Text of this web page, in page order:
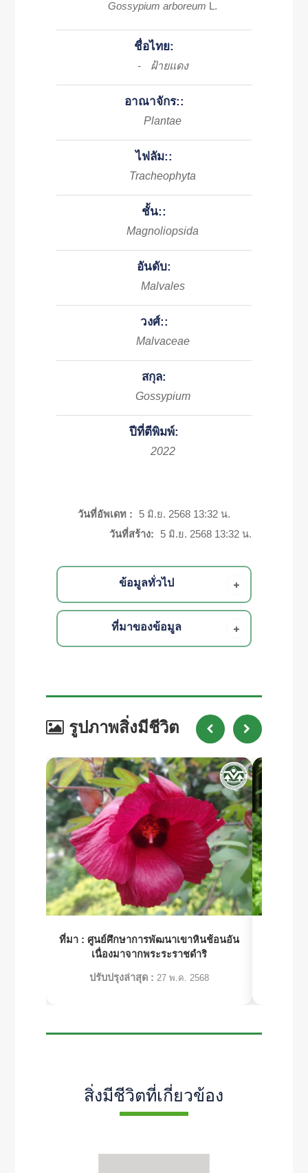
Gossypium arboreum L.
ชื่อไทย:
- ฝ้ายแดง
อาณาจักร::
Plantae
ไฟลัม::
Tracheophyta
ชั้น::
Magnoliopsida
อันดับ:
Malvales
วงศ์::
Malvaceae
สกุล:
Gossypium
ปีที่ตีพิมพ์:
2022
วันที่อัพเดท :
5 มิ.ย. 2568 13:32 น.
วันที่สร้าง:
5 มิ.ย. 2568 13:32 น.
ข้อมูลทั่วไป
ที่มาของข้อมูล
รูปภาพสิ่งมีชีวิต
ที่มา : ศูนย์ศึกษาการพัฒนาเขาหินช้อนอัน
เนื่องมาจากพระระราชดำริ
ปรับปรุงล่าสุด : 27 พ.ค. 2568
สิ่งมีชีวิตที่เกี่ยวข้อง